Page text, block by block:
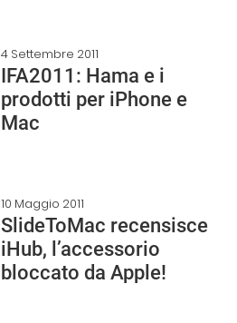
4 Settembre 2011
IFA2011: Hama e i
prodotti per iPhone e
Mac
10 Maggio 2011
SlideToMac recensisce
iHub, l’accessorio
bloccato da Apple!